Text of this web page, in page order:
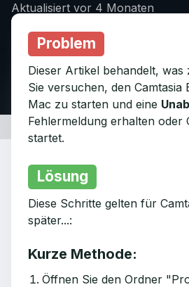
Aktualisiert vor 4 Monaten
Problem
Dieser Artikel behandelt,
Sie versuchen, den Camtasia
Mac zu starten und eine
Fehlermeldung erhalten oder
startet.
Lösung
Diese Schritte gelten für
später...:
Kurze Methode:
Öffnen Sie den Ordner